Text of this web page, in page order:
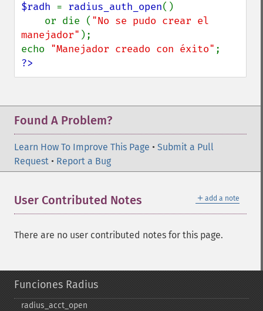
$radh = radius_auth_open()
    or die (
"No se pudo crear el
manejador" );
echo "Manejador creado con éxito"
?>
Found A Problem?
Learn How To Improve This Page • Submit a Pull
Request • Report a Bug
＋ add a note
User Contributed Notes
There are no user contributed notes for this page.
Funciones Radius
radius_​acct_​open